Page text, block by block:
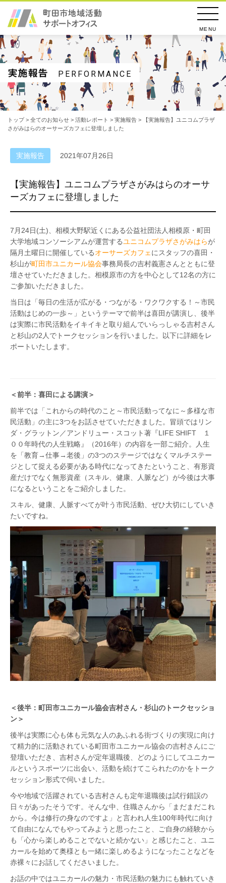
MENU
実施報告 PERFORMANCE
トップ> 全てのお知らせ > 活動レポート > 実施報告 > 【実施報告】ユニコムプラザ
さがみはらのオーサーズカフェに登壇しました
実施報告 2021年07月26日
【実施報告】ユニコムプラザさがみはらのオーサ
ーズカフェに登壇しました
7月24日(土)、相模大野駅近くにある公益社団法人相模原・町田
大学地域コンソーシアムが運営するユニコムプラザさがみはらが
隔月土曜日に開催しているオーサーズカフェ にスタッフの喜田・
杉山が町田市ユニカール協会事務局長の吉村義憲さんとともに登
壇させていただきました。相模原市の方を中心として12名の方に
ご参加いただきました。
当日は「毎日の生活が広がる・つながる・ワクワクする！～市民
活動はじめの一歩～」というテーマで前半は喜田が講演し、後半
は実際に市民活動をイキイキと取り組んでいらっしゃる吉村さん
と杉山の2人でトークセッションを行いました。以下に詳細をレ
ポートいたします。
＜前半：喜田による講演＞
前半では「これからの時代のこと～市民活動ってなに～多様な市
民活動」の主に3つをお話させていただきました。冒頭ではリン
ダ・グラットン／アンドリュー・スコット著『LIFE SHIFT １
００年時代の人生戦略』（2016年）の内容を一部ご紹介。人生
を「教育→仕事→老後」の3つのステージではなくマルチステー
ジとして捉える必要がある時代になってきたということ、有形資
産だけでなく無形資産（スキル、健康、人脈など）が今後は大事
になるということをご紹介しました。
スキル、健康、人脈すべてが叶う市民活動、ぜひ大切にしていき
たいですね。
＜後半：町田市ユニカール協会吉村さん・杉山のトークセッショ
ン＞
後半は実際に心も体も元気な人のあふれる街づくりの実現に向け
て精力的に活動されている町田市ユニカール協会の吉村さんにご
登壇いただき、吉村さんが定年退職後、どのようにしてユニカー
ルというスポーツに出会い、活動を続けてこられたのかをトーク
セッション形式で伺いました。
今や地域で活躍されている吉村さんも定年退職後は試行錯誤の
日々があったそうです。そんな中、住職さんから「まだまだこれ
から。今は修行の身なのですよ」と言われ人生100年時代に向け
て自由になんでもやってみようと思ったこと、ご自身の経験から
も「心から楽しめることでないと続かない」と感じたこと、ユニ
カールを始めて奥様とも一緒に楽しめるようになったことなどを
赤裸々にお話してくださいました。
お話の中ではユニカールの魅力・市民活動の魅力にも触れていき